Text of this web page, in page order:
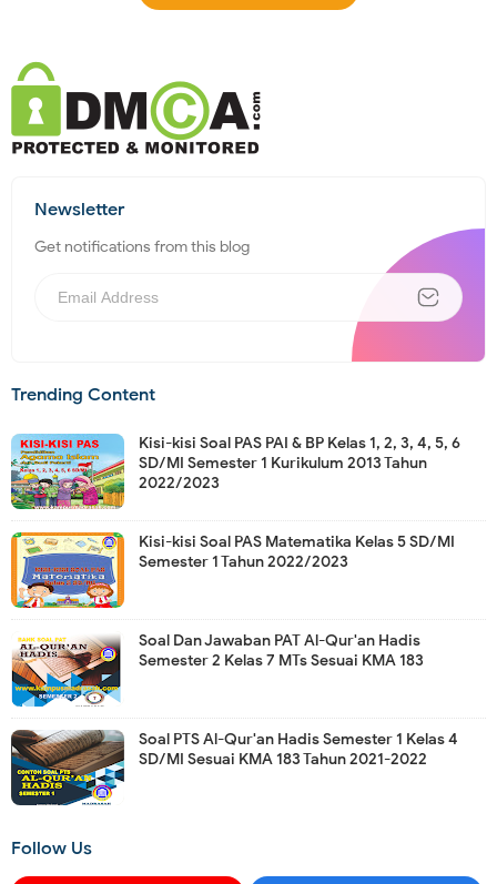
Newsletter
Get notifications from this blog
Trending Content
Kisi-kisi Soal PAS PAI & BP Kelas 1, 2, 3, 4, 5, 6
SD/MI Semester 1 Kurikulum 2013 Tahun
2022/2023
Kisi-kisi Soal PAS Matematika Kelas 5 SD/MI
Semester 1 Tahun 2022/2023
Soal Dan Jawaban PAT Al-Qur'an Hadis
Semester 2 Kelas 7 MTs Sesuai KMA 183
Soal PTS Al-Qur'an Hadis Semester 1 Kelas 4
SD/MI Sesuai KMA 183 Tahun 2021-2022
Follow Us